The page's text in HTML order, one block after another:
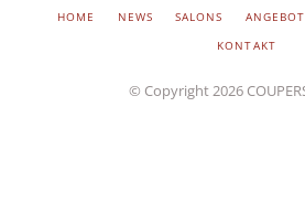
NAVIGATION
HOME NEWS SALONS
KONTAKT
© Copyright 2026